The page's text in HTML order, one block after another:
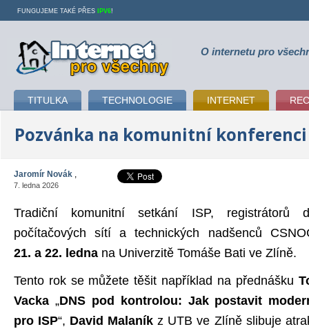
Internet pro všechny O internetu pro
TITULKA TECHNOLOGIE INTERNET
FUNGUJEME TAKÉ PŘES IPV6!
Pozvánka na komunitní konferenci
Jaromír Novák
7. ledna 2026
Tradiční komunitní setkání ISP, registrátorů
počítačových sítí a technických nadšenců
21. a 22. ledna na Univerzitě Tomáše Bati ve Zlíně.
Tento rok se můžete těšit například na přednášku
Vacka „DNS pod kontrolou: Jak postavit
pro ISP“, David Malaník z UTB ve Zlíně slibuje